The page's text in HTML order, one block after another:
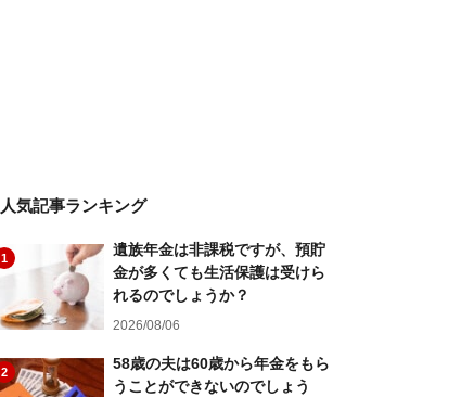
人気記事ランキング
1
遺族年金は非課税ですが、預貯
金が多くても生活保護は受けら
れるのでしょうか？
2026/08/06
2
58歳の夫は60歳から年金をもら
うことができないのでしょう